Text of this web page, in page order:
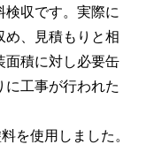
検収です。実際に
め、見積もりと相
面積に対し必要缶
に工事が行われた
を使用しました。